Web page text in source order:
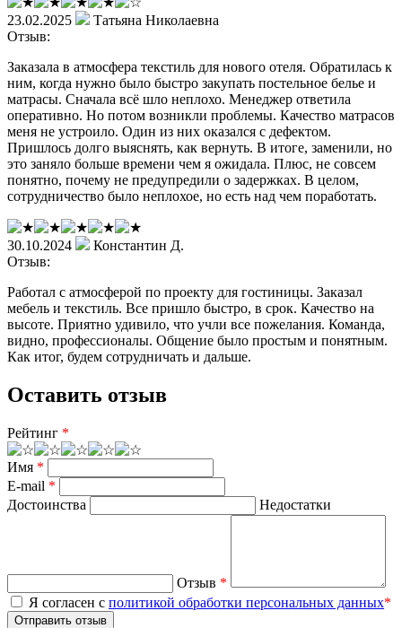
23.02.2025
Татьяна Николаевна
Отзыв:
Заказала в атмосфера текстиль для нового отеля. Обратилась к
ним, когда нужно было быстро закупать постельное белье и
матрасы. Сначала всё шло неплохо. Менеджер ответила
оперативно. Но потом возникли проблемы. Качество матрасов
меня не устроило. Один из них оказался с дефектом.
Пришлось долго выяснять, как вернуть. В итоге, заменили, но
это заняло больше времени чем я ожидала. Плюс, не совсем
понятно, почему не предупредили о задержках. В целом,
сотрудничество было неплохое, но есть над чем поработать.
30.10.2024
Константин Д.
Отзыв:
Работал с атмосферой по проекту для гостиницы. Заказал
мебель и текстиль. Все пришло быстро, в срок. Качество на
высоте. Приятно удивило, что учли все пожелания. Команда,
видно, профессионалы. Общение было простым и понятным.
Как итог, будем сотрудничать и дальше.
Оставить отзыв
Рейтинг *
Имя *
E-mail *
Достоинства
Недостатки
Отзыв *
Я согласен с политикой обработки персональных данных*
Отправить отзыв